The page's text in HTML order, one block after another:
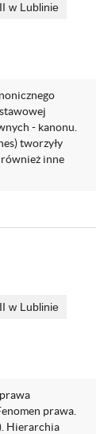
w Lublinie
- kanonu.
tworzyły
również inne
w Lublinie
prawa.
Hierarchia